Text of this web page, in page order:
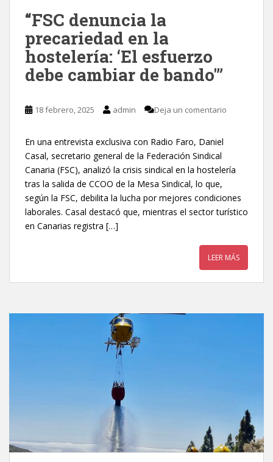
“FSC denuncia la
precariedad en la
hostelería: ‘El esfuerzo
debe cambiar de bando'”
18 febrero, 2025 admin Deja un comentario
En una entrevista exclusiva con Radio Faro, Daniel
Casal, secretario general de la Federación Sindical
Canaria (FSC), analizó la crisis sindical en la hostelería
tras la salida de CCOO de la Mesa Sindical, lo que,
según la FSC, debilita la lucha por mejores condiciones
laborales. Casal destacó que, mientras el sector turístico
en Canarias registra […]
LEER MÁS